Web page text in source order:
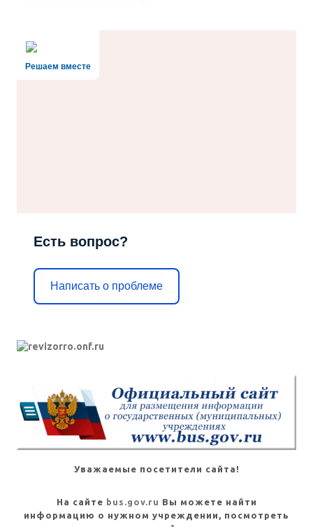
Решаем вместе
Есть вопрос?
Написать о проблеме
Уважаемые посетители сайта!
На сайте bus.gov.ru Вы можете найти
информацию о нужном учреждении, посмотреть